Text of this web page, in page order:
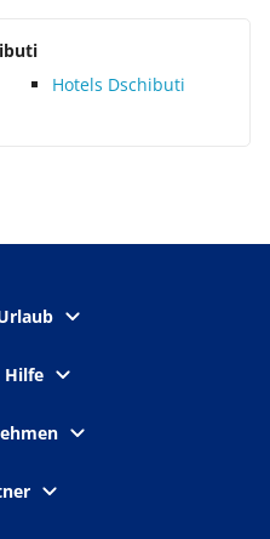
Hotels Dschibuti
Hilfe